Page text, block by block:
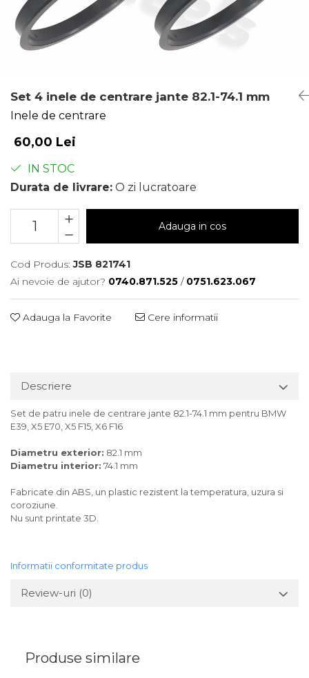
Set 4 inele de centrare jante 82.1-74.1 mm
Inele de centrare
60,00 Lei
IN STOC
Durata de livrare: O zi lucratoare
Adauga in cos
Cod Produs: JSB 821741
Ai nevoie de ajutor? 0740.871.525 / 0751.623.067
Adauga la Favorite Cere informatii
Descriere
Set de patru inele de centrare jante 82.1-74.1 mm pentru BMW
E39, X5 E70, X5 F15, X6 F16
Diametru exterior: 82.1 mm
Diametru interior: 74.1 mm
Fabricate din ABS, un plastic rezistent la temperatura, uzura si
coroziune.
Nu sunt printate 3D.
Informatii conformitate produs
Review-uri (0)
Produse similare